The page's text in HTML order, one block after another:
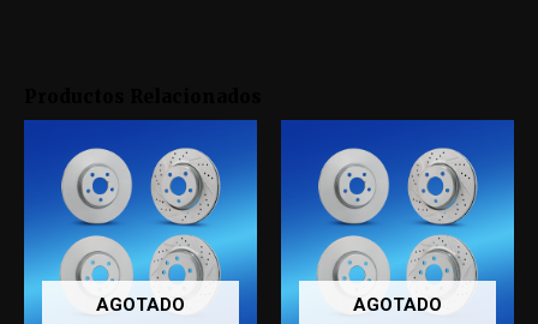
AGOTADO AGOTADO